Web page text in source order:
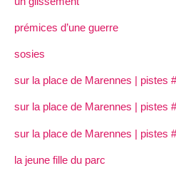
prémices d’une guerre
sosies
sur la place de Marennes | pistes
sur la place de Marennes | pistes
sur la place de Marennes | pistes
la jeune fille du parc